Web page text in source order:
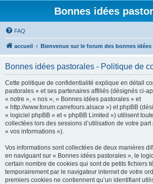
Bonnes idées
FAQ
accueil Bienvenue sur le forum des bonnes idées
Bonnes idées pastorales - Politique de
Cette politique de confidentialité explique en détail
pastorales » et ses partenaires affiliés (désignés ci-
« notre », « nos », « Bonnes idées pastorales » et
« http://www.forum.carrefours.alsace ») et phpBB
« logiciel phpBB » et « phpBB Limited ») utilisent
collectées lors des sessions d’utilisation de votre
« vos informations »).
Vos informations sont collectées de deux manières
en naviguant sur « Bonnes idées pastorales », le
certain nombre de cookies qui sont de petits fichiers
temporairement par le navigateur internet de votre
premiers cookies ne contiennent qu’un identifiant